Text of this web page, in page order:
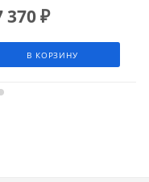
370₽
В КОРЗИНУ